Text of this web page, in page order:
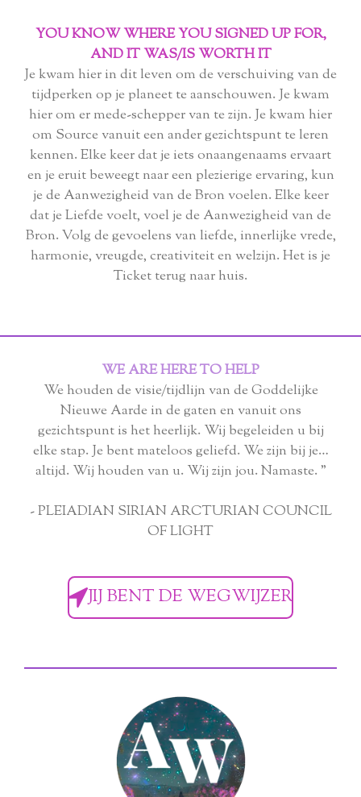
YOU KNOW WHERE YOU SIGNED UP FOR,
AND IT WAS/IS WORTH IT
Je kwam hier in dit leven om de verschuiving van de
tijdperken op je planeet te aanschouwen. Je kwam
hier om er mede-schepper van te zijn. Je kwam hier
om Source vanuit een ander gezichtspunt te leren
kennen. Elke keer dat je iets onaangenaams ervaart
en je eruit beweegt naar een plezierige ervaring, kun
je de Aanwezigheid van de Bron voelen. Elke keer
dat je Liefde voelt, voel je de Aanwezigheid van de
Bron. Volg de gevoelens van liefde, innerlijke vrede,
harmonie, vreugde, creativiteit en welzijn. Het is je
Ticket terug naar huis.
WE ARE HERE TO HELP
We houden de visie/tijdlijn van de Goddelijke
Nieuwe Aarde in de gaten en vanuit ons
gezichtspunt is het heerlijk. Wij begeleiden u bij
elke stap. Je bent mateloos geliefd. We zijn bij je…
altijd. Wij houden van u. Wij zijn jou. Namaste. "
- PLEIADIAN SIRIAN ARCTURIAN COUNCIL
OF LIGHT
JIJ BENT DE WEGWIJZER